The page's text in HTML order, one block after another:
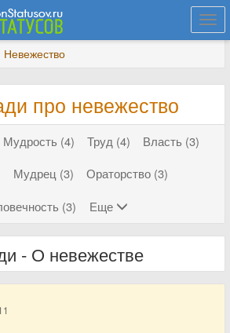
Невежество
про невежество
Мудрость (4) Труд (4)
Власть (3)
Мудрец (3)
Ораторство (3)
(3)
Еще
- О невежестве